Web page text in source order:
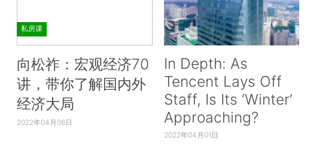
私房课
向松祚：宏观经济70
讲，带你了解国内外
经济大局
2022年04月06日
In Depth: As
Tencent Lays Off
Staff, Is Its ‘Winter’
Approaching?
2022年04月01日